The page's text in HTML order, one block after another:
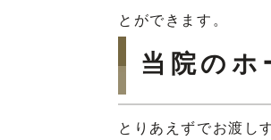
とができます。
当院のホ
とりあえずでお渡し